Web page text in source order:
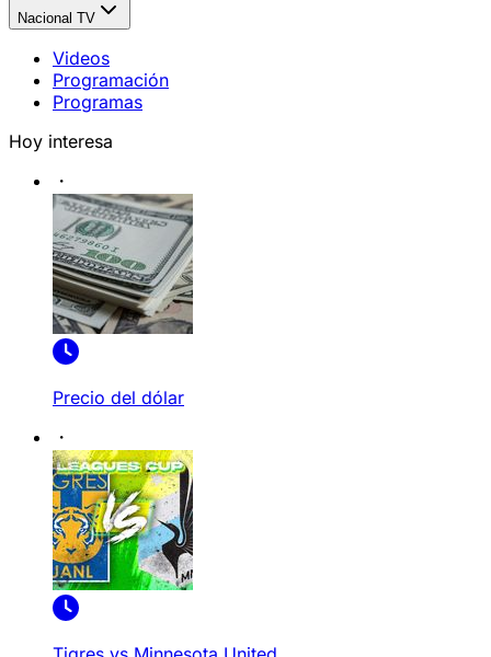
Nacional TV
Videos
Programación
Programas
Hoy interesa
Precio del dólar